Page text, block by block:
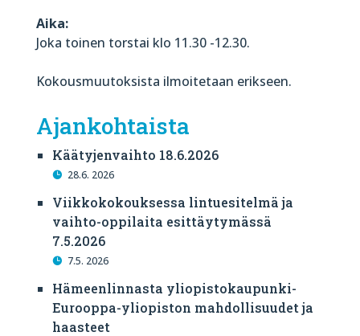
Aika:
Joka toinen torstai klo 11.30 -12.30.
Kokousmuutoksista ilmoitetaan erikseen.
Ajankohtaista
Käätyjenvaihto 18.6.2026
28.6. 2026
Viikkokokouksessa lintuesitelmä ja
vaihto-oppilaita esittäytymässä
7.5.2026
7.5. 2026
Hämeenlinnasta yliopistokaupunki-
Eurooppa-yliopiston mahdollisuudet ja
haasteet